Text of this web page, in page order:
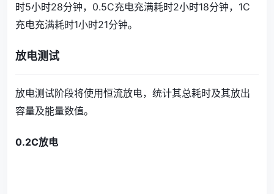
时5小时28分钟，0.5C充电充满耗时2小时18分钟，1C
充电充满耗时1小时21分钟。
放电测试
放电测试阶段将使用恒流放电，统计其总耗时及其放出
容量及能量数值。
0.2C放电